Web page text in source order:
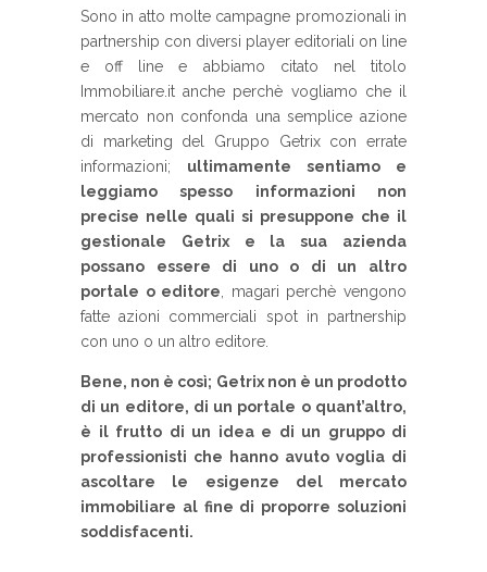
Sono in atto molte campagne promozionali in
partnership con diversi player editoriali on line
e off line e abbiamo citato nel titolo
Immobiliare.it anche perchè vogliamo che il
mercato non confonda una semplice azione
di marketing del Gruppo Getrix con errate
informazioni; ultimamente sentiamo e
leggiamo spesso informazioni non
precise nelle quali si presuppone che il
gestionale Getrix e la sua azienda
possano essere di uno o di un altro
portale o editore , magari perchè vengono
fatte azioni commerciali spot in partnership
con uno o un altro editore.
Bene, non è così; Getrix non è un prodotto
di un editore, di un portale o quant’altro,
è il frutto di un idea e di un gruppo di
professionisti che hanno avuto voglia di
ascoltare le esigenze del mercato
immobiliare al fine di proporre soluzioni
soddisfacenti.